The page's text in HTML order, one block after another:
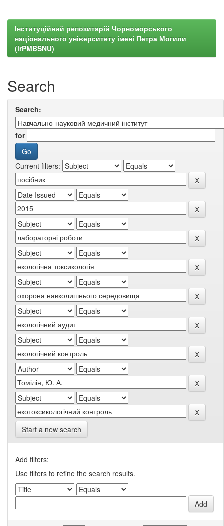
Інституційний репозитарій Чорноморського
національного університету імені Петра Могили
(irPMBSNU)
Search
Search:
for
Current filters:
Start a new search
Add filters:
Use filters to refine the search results.